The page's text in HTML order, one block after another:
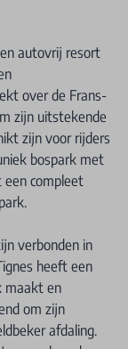
autovrij resort
over de Frans-
zijn uitstekende
zijn voor rijders
bospark met
compleet
verbonden in
heeft een
maakt en
om zijn
afdaling.